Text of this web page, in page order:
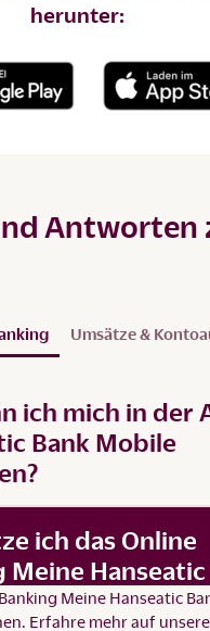
herunter:
Antworten
Umsätze &
ich mich in der
Bank Mobile
ich das Online
Meine Hanseatic
Meine Hanseatic
Erfahre mehr auf